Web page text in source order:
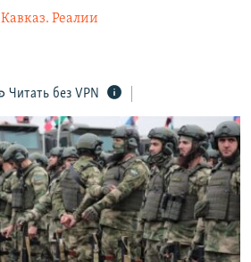
11 ИСТОРИЙ СОПРОТИВЛЕНИЯ
Кавказ. Реалии
Читать без VPN